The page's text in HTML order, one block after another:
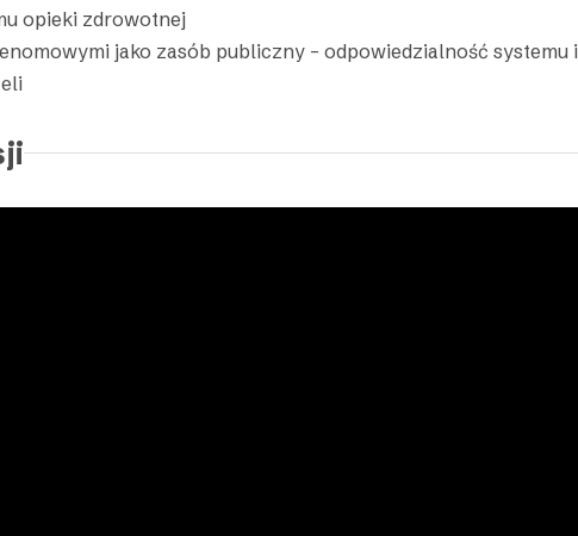
opieki zdrowotnej
jako zasób publiczny – odpowiedzialność systemu i